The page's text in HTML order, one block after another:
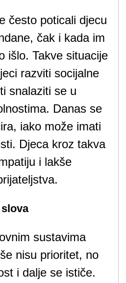
često poticali djecu
čak i kada im
išlo. Takve situacije
razviti socijalne
snalaziti se u
Danas se
iako može imati
Djeca kroz takva
i lakše
sustavima
nisu prioritet, no
i dalje se ističe.